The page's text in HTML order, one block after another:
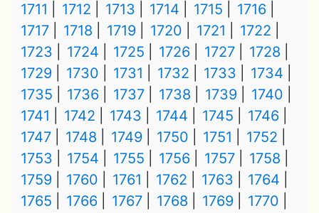
1711
1712 1713 1714 1715
1716
1717
1718 1719 1720 1721
1722
1723
1724 1725 1726 1727
1728
1729
1730 1731 1732 1733
1734
1735
1736 1737 1738 1739
1740
1741
1742 1743 1744 1745
1746
1747
1748 1749 1750 1751
1752
1753
1754 1755 1756 1757
1758
1759
1760 1761 1762 1763
1764
1765
1766 1767 1768 1769
1770